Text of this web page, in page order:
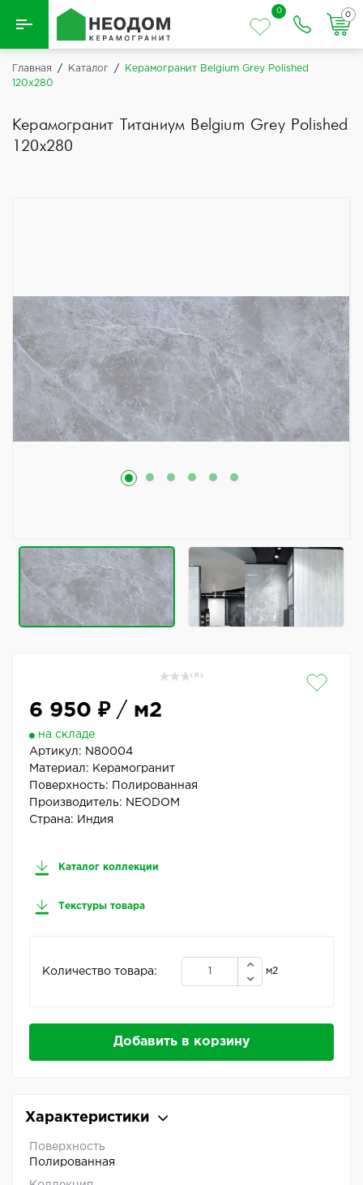
Назад
0
0
Главная / Каталог /
Керамогранит Belgium Grey Polished
120x280
Керамогранит Титаниум Belgium Grey Polished
120x280
( 0 )
6 950 ₽/ м2
на складе
Артикул: N80004
Материал: Керамогранит
Поверхность:
Полированная
Производитель: NEODOM
Страна: Индия
Каталог коллекции
Текстуры товара
Количество товара: м2
Добавить в корзину
Характеристики
Поверхность
Полированная